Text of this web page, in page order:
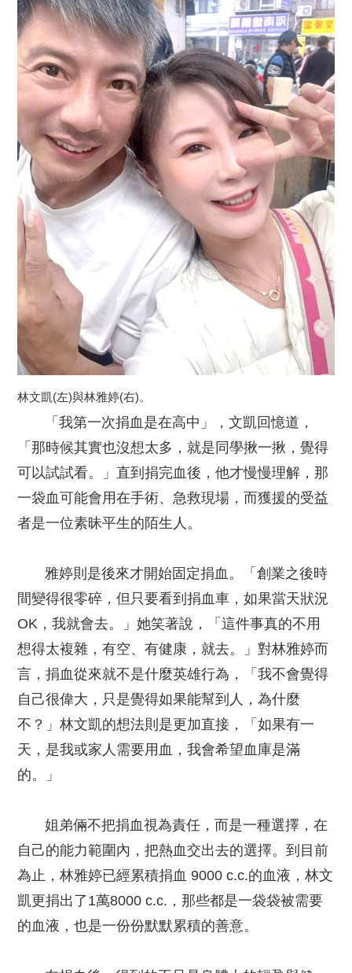
林文凱(左)與林雅婷(右)。
「我第一次捐血是在高中」，文凱回憶道，
「那時候其實也沒想太多，就是同學揪一揪，覺得
可以試試看。」直到捐完血後，他才慢慢理解，那
一袋血可能會用在手術、急救現場，而獲援的受益
者是一位素昧平生的陌生人。
雅婷則是後來才開始固定捐血。「創業之後時
間變得很零碎，但只要看到捐血車，如果當天狀況
OK，我就會去。」她笑著說，「這件事真的不用
想得太複雜，有空、有健康，就去。」對林雅婷而
言，捐血從來就不是什麼英雄行為，「我不會覺得
自己很偉大，只是覺得如果能幫到人，為什麼
不？」林文凱的想法則是更加直接，「如果有一
天，是我或家人需要用血，我會希望血庫是滿
的。」
姐弟倆不把捐血視為責任，而是一種選擇，在
自己的能力範圍內，把熱血交出去的選擇。到目前
為止，林雅婷已經累積捐血 9000 c.c.的血液，林文
凱更捐出了1萬8000 c.c.，那些都是一袋袋被需要
的血液，也是一份份默默累積的善意。